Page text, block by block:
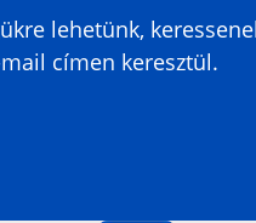
lehetünk,
címen keresztül.